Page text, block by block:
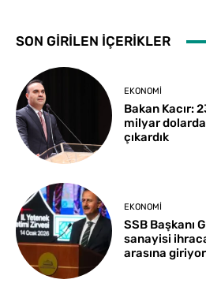
SON GİRİLEN İÇERİKLER
EKONOMI
Bakan Kacır:
milyar
çıkardık
EKONOMI
SSB Başkanı
sanayisi
arasına